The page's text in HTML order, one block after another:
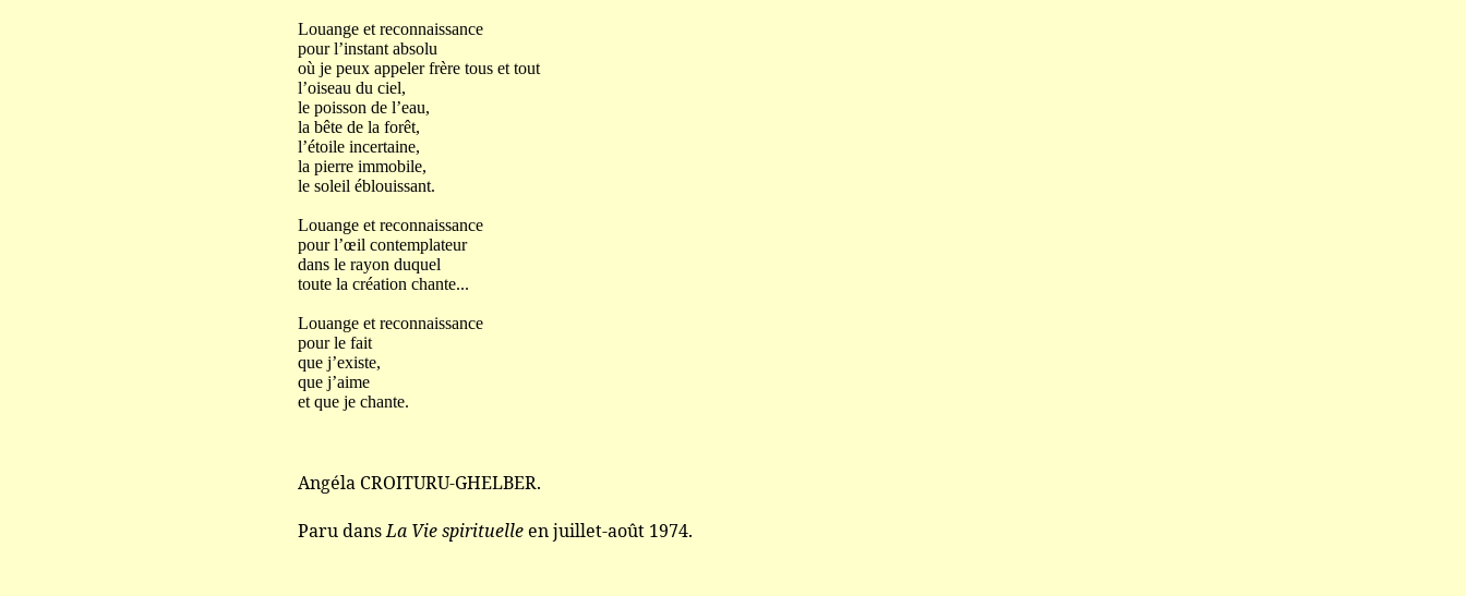
Louange et reconnaissance
pour l’instant absolu
où je peux appeler frère tous et tout
l’oiseau du ciel,
le poisson de l’eau,
la bête de la forêt,
l’étoile incertaine,
la pierre immobile,
le soleil éblouissant.
Louange et reconnaissance
pour l’œil contemplateur
dans le rayon duquel
toute la création chante...
Louange et reconnaissance
pour le fait
que j’existe,
que j’aime
et que je chante.
Angéla CROITURU-GHELBER.
Paru dansLa Vie spirituelleen juillet-août 1974.